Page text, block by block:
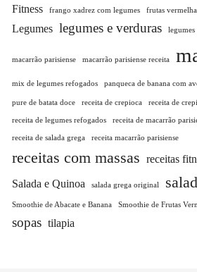
Fitness frango xadrez com legumes frutas
Legumes legumes e verduras legumes
macarrão parisiense macarrão parisiense receita
mix de legumes refogados panqueca de banana com
pure de batata doce receita de crepioca receita de
receita de legumes refogados receita de macarrão
receita de salada grega receita macarrão parisiense
receitas com massas receitas
Salada e Quinoa salada grega original
Smoothie de Abacate e Banana Smoothie de Frutas
sopas tilapia